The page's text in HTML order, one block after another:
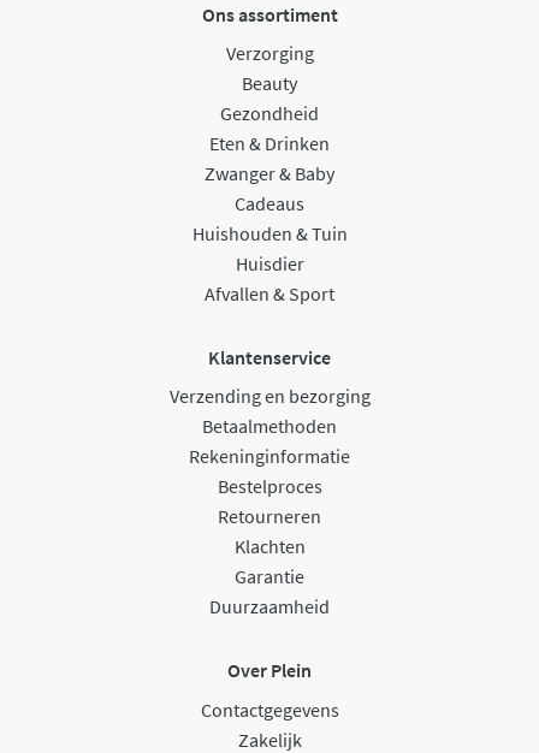
Ons assortiment
Verzorging
Beauty
Gezondheid
Eten & Drinken
Zwanger & Baby
Cadeaus
Huishouden & Tuin
Huisdier
Afvallen & Sport
Klantenservice
Verzending en bezorging
Betaalmethoden
Rekeninginformatie
Bestelproces
Retourneren
Klachten
Garantie
Duurzaamheid
Over Plein
Contactgegevens
Zakelijk